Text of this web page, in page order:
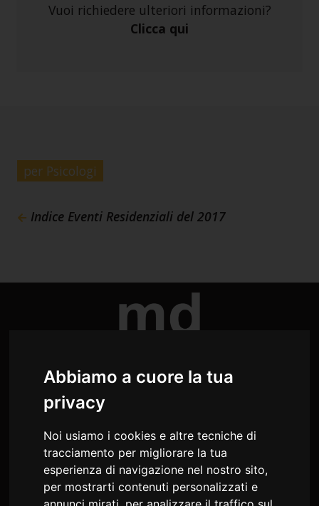
Abbiamo a cuore la tua
privacy
Noi usiamo i cookies e altre tecniche di
tracciamento per migliorare la tua
esperienza di navigazione nel nostro sito,
per mostrarti contenuti personalizzati e
Vuoi richiedere ulteriori informazioni?
Clicca qui
per Psicologi
Indice Eventi Residenziali del 2017
md studio congressi Snc